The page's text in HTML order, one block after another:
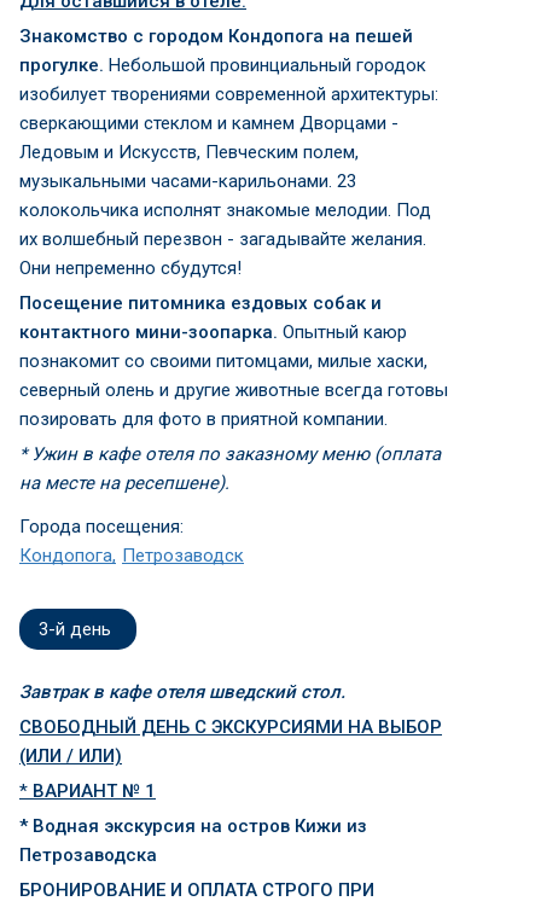
Знакомство с городом Кондопога на пешей
прогулке. Небольшой провинциальный городок
изобилует творениями современной архитектуры:
сверкающими стеклом и камнем Дворцами -
Ледовым и Искусств, Певческим полем,
музыкальными часами-карильонами. 23
колокольчика исполнят знакомые мелодии. Под
их волшебный перезвон - загадывайте желания.
Они непременно сбудутся!
Посещение питомника ездовых собак и
контактного мини-зоопарка. Опытный каюр
познакомит со своими питомцами, милые хаски,
северный олень и другие животные всегда готовы
позировать для фото в приятной компании.
* Ужин в кафе отеля по заказному меню (оплата
на месте на ресепшене).
Города посещения:
Кондопога Петрозаводск
3-й день
Завтрак в кафе отеля шведский стол.
СВОБОДНЫЙ ДЕНЬ С ЭКСКУРСИЯМИ НА ВЫБОР
(ИЛИ / ИЛИ)
* ВАРИАНТ № 1
* Водная экскурсия на остров Кижи из
Петрозаводска
БРОНИРОВАНИЕ И ОПЛАТА СТРОГО ПРИ